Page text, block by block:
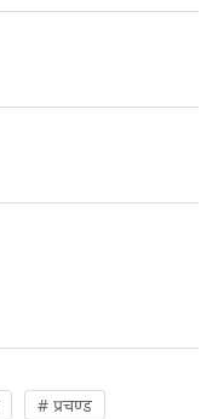
# प्रचण्ड